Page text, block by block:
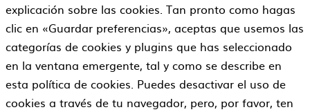
explicación sobre las cookies. Tan pronto como hagas
clic en «Guardar preferencias», aceptas que usemos las
categorías de cookies y plugins que has seleccionado
en la ventana emergente, tal y como se describe en
esta política de cookies. Puedes desactivar el uso de
cookies a través de tu navegador, pero, por favor, ten